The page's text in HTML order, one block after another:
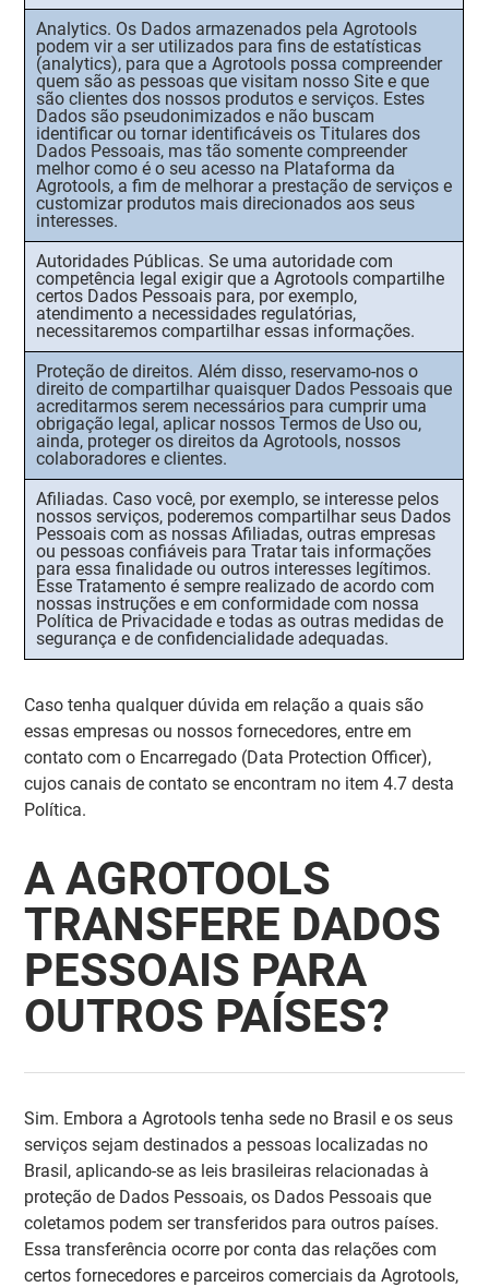
Analytics. Os Dados armazenados pela Agrotools
podem vir a ser utilizados para fins de estatísticas
(analytics), para que a Agrotools possa compreender
quem são as pessoas que visitam nosso Site e que
são clientes dos nossos produtos e serviços. Estes
Dados são pseudonimizados e não buscam
identificar ou tornar identificáveis os Titulares dos
Dados Pessoais, mas tão somente compreender
melhor como é o seu acesso na Plataforma da
Agrotools, a fim de melhorar a prestação de serviços e
customizar produtos mais direcionados aos seus
interesses.
Autoridades Públicas. Se uma autoridade com
competência legal exigir que a Agrotools compartilhe
certos Dados Pessoais para, por exemplo,
atendimento a necessidades regulatórias,
necessitaremos compartilhar essas informações.
Proteção de direitos. Além disso, reservamo-nos o
direito de compartilhar quaisquer Dados Pessoais que
acreditarmos serem necessários para cumprir uma
obrigação legal, aplicar nossos Termos de Uso ou,
ainda, proteger os direitos da Agrotools, nossos
colaboradores e clientes.
Afiliadas. Caso você, por exemplo, se interesse pelos
nossos serviços, poderemos compartilhar seus Dados
Pessoais com as nossas Afiliadas, outras empresas
ou pessoas confiáveis para Tratar tais informações
para essa finalidade ou outros interesses legítimos.
Esse Tratamento é sempre realizado de acordo com
nossas instruções e em conformidade com nossa
Política de Privacidade e todas as outras medidas de
segurança e de confidencialidade adequadas.
Caso tenha qualquer dúvida em relação a quais são
essas empresas ou nossos fornecedores, entre em
contato com o Encarregado (Data Protection Officer),
cujos canais de contato se encontram no item 4.7 desta
Política.
A AGROTOOLS
TRANSFERE DADOS
PESSOAIS PARA
OUTROS PAÍSES?
Sim. Embora a Agrotools tenha sede no Brasil e os seus
serviços sejam destinados a pessoas localizadas no
Brasil, aplicando-se as leis brasileiras relacionadas à
proteção de Dados Pessoais, os Dados Pessoais que
coletamos podem ser transferidos para outros países.
Essa transferência ocorre por conta das relações com
certos fornecedores e parceiros comerciais da Agrotools,